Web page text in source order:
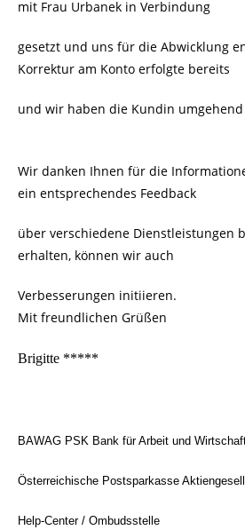
mit Frau Urbanek in Verbindung
gesetzt und uns für die Abwicklung
Korrektur am Konto erfolgte bereits
und wir haben die Kundin
Wir danken Ihnen für die
ein entsprechendes Feedback
über verschiedene Dienstleistungen
erhalten, können wir auch
Verbesserungen initiieren.
Mit freundlichen Grüßen
Brigitte *****
BAWAG PSK Bank für Arbeit und
Österreichische Postsparkasse
Help-Center / Ombudsstelle